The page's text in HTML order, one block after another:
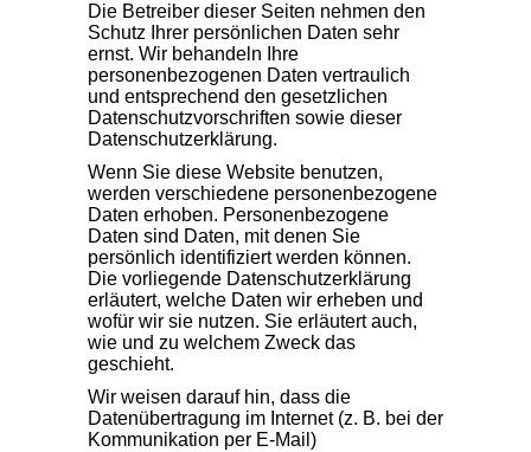
Die Betreiber dieser Seiten nehmen den
Schutz Ihrer persönlichen Daten sehr
ernst. Wir behandeln Ihre
personenbezogenen Daten vertraulich
und entsprechend den gesetzlichen
Datenschutzvorschriften sowie dieser
Datenschutzerklärung.
Wenn Sie diese Website benutzen,
werden verschiedene personenbezogene
Daten erhoben. Personenbezogene
Daten sind Daten, mit denen Sie
persönlich identifiziert werden können.
Die vorliegende Datenschutzerklärung
erläutert, welche Daten wir erheben und
wofür wir sie nutzen. Sie erläutert auch,
wie und zu welchem Zweck das
geschieht.
Wir weisen darauf hin, dass die
Datenübertragung im Internet (z. B. bei der
Kommunikation per E-Mail)